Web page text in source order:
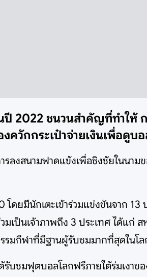
ปี 2022 ชนวนสำคัญที่ทำใ
วักกระเป๋าจ่ายเงินเพื่อดูบ
ลงสนามฟาดแข้งเพื่อชิงชัยในนาม
ยมีนักเตะเข้าร่วมแข่งขันจาก
ป็นเจ้าภาพถึง 3 ประเทศ ได้แก่ ส
รมกีฬาที่มีฐานผู้รับชมมากที่สุดในโ
บชมฟุตบอลโลกฟรีภายใต้ร่มเงาข